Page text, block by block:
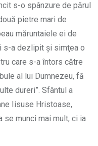
s-o spânzure de părul
pietre mari de
măruntaiele ei de
s-a dezlipit şi simţea o
care s-a întors către
al lui Dumnezeu, fă
dureri”. Sfântul a
Iisuse Hristoase,
se munci mai mult, ci ia